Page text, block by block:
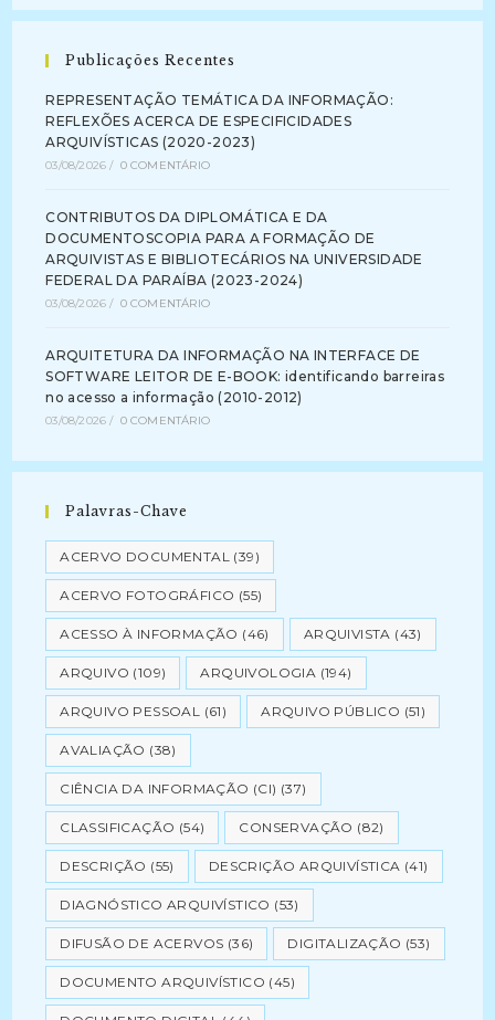
Publicações Recentes
REPRESENTAÇÃO TEMÁTICA DA INFORMAÇÃO:
REFLEXÕES ACERCA DE ESPECIFICIDADES
ARQUIVÍSTICAS (2020-2023)
03/08/2026 / 0 COMENTÁRIO
CONTRIBUTOS DA DIPLOMÁTICA E DA
DOCUMENTOSCOPIA PARA A FORMAÇÃO DE
ARQUIVISTAS E BIBLIOTECÁRIOS NA UNIVERSIDADE
FEDERAL DA PARAÍBA (2023-2024)
03/08/2026 / 0 COMENTÁRIO
ARQUITETURA DA INFORMAÇÃO NA INTERFACE DE
SOFTWARE LEITOR DE E-BOOK: identificando barreiras
no acesso a informação (2010-2012)
03/08/2026 / 0 COMENTÁRIO
Palavras-Chave
ACERVO DOCUMENTAL (39)
ACERVO FOTOGRÁFICO (55)
ACESSO À INFORMAÇÃO (46) ARQUIVISTA (43)
ARQUIVO (109) ARQUIVOLOGIA (194)
ARQUIVO PESSOAL (61) ARQUIVO PÚBLICO (51)
AVALIAÇÃO (38)
CIÊNCIA DA INFORMAÇÃO (CI) (37)
CLASSIFICAÇÃO (54) CONSERVAÇÃO (82)
DESCRIÇÃO (55) DESCRIÇÃO ARQUIVÍSTICA (41)
DIAGNÓSTICO ARQUIVÍSTICO (53)
DIFUSÃO DE ACERVOS (36) DIGITALIZAÇÃO (53)
DOCUMENTO ARQUIVÍSTICO (45)